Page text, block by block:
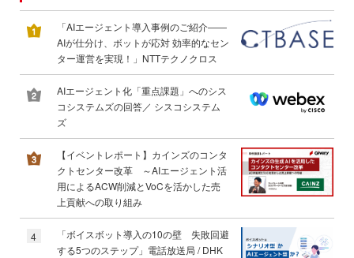
「AIエージェント導入事例のご紹介――
AIが仕分け、ボットが応対 効率的なセン
ター運営を実現！」NTTテクノクロス
AIエージェント化「重点課題」へのシス
コシステムズの回答／ シスコシステム
ズ
【イベントレポート】カインズのコンタ
クトセンター改革 ～AIエージェント活
用によるACW削減とVoCを活かした売
上貢献への取り組み
4
「ボイスボット導入の10の壁 失敗回避
する5つのステップ」電話放送局 / DHK